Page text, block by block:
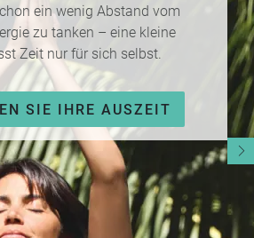
l
o
g
R
ei
s
e
zi
el
e
d
s
c
h
a
lr
e
i
s
e
n
K
o
p
D
e
a
l
s
F
r
ü
h
WhatsApp
Messenger
Telegram
X /
Twitter
ein wenig Abstand vom
zu tanken – eine kleine
Zeit nur für sich selbst.
SIE IHRE AUSZEIT